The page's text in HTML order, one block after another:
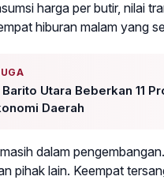
harga per butir, nilai
hiburan malam yang
Barito Utara Beberkan 11
Daerah
dalam
pihak lain. Keempat